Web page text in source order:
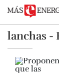
lanchas -